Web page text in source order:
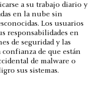
a su trabajo diario y
en la nube sin
Los usuarios
responsabilidades en
de seguridad y las
de que están
de malware o
sus sistemas.